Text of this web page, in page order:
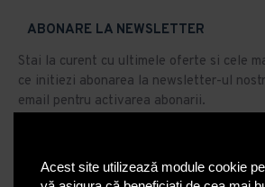
Acest site utilizează module cookie
ABONARE LA NEWSLETTER
Stai la curent cu ultimele oferte si cele
ce initiezi abonarea la newsletter-ul
email pentru activarea abonarii.
Am citit şi sunt de acord cu Politica de